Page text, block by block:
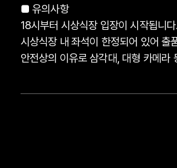
■ 유의사항
18시부터 시상식장 입장이 시작됩니
시상식장 내 좌석이 한정되어 있어 출
안전상의 이유로 삼각대, 대형 카메라